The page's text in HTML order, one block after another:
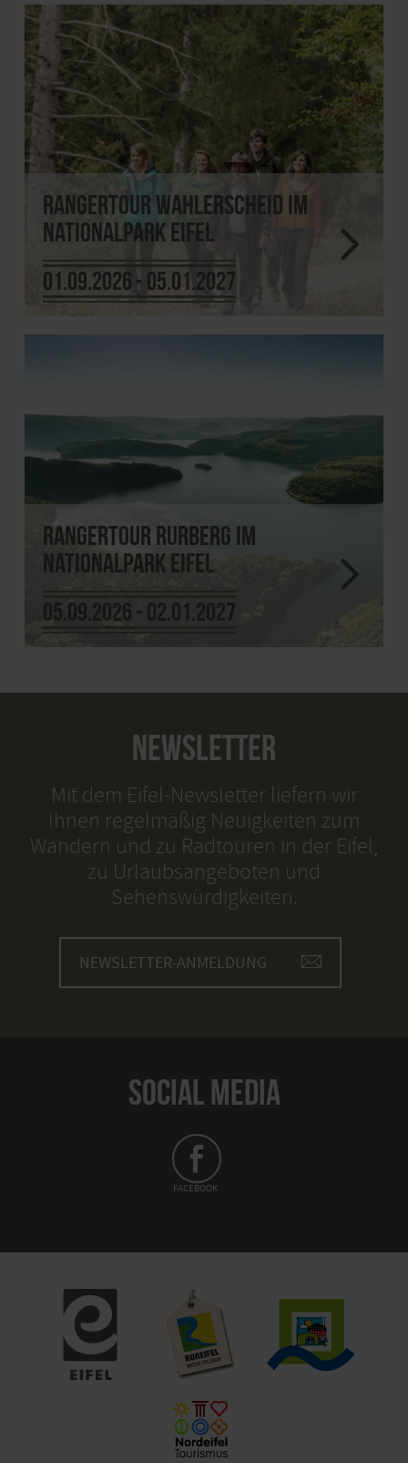
Rangertour Wahlerscheid im
Nationalpark Eifel
01.09.2026 - 05.01.2027
Rangertour Rurberg im
Nationalpark Eifel
05.09.2026 - 02.01.2027
NEWSLETTER
Mit dem Eifel-Newsletter liefern wir
Ihnen regelmäßig Neuigkeiten zum
Wandern und zu Radtouren in der Eifel,
zu Urlaubsangeboten und
Sehenswürdigkeiten.
NEWSLETTER-ANMELDUNG
SOCIAL MEDIA
FACEBOOK